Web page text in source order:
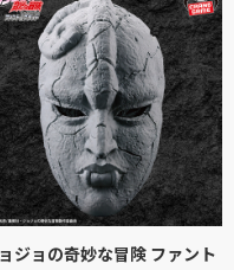
ジョの奇妙な冒険 ファント